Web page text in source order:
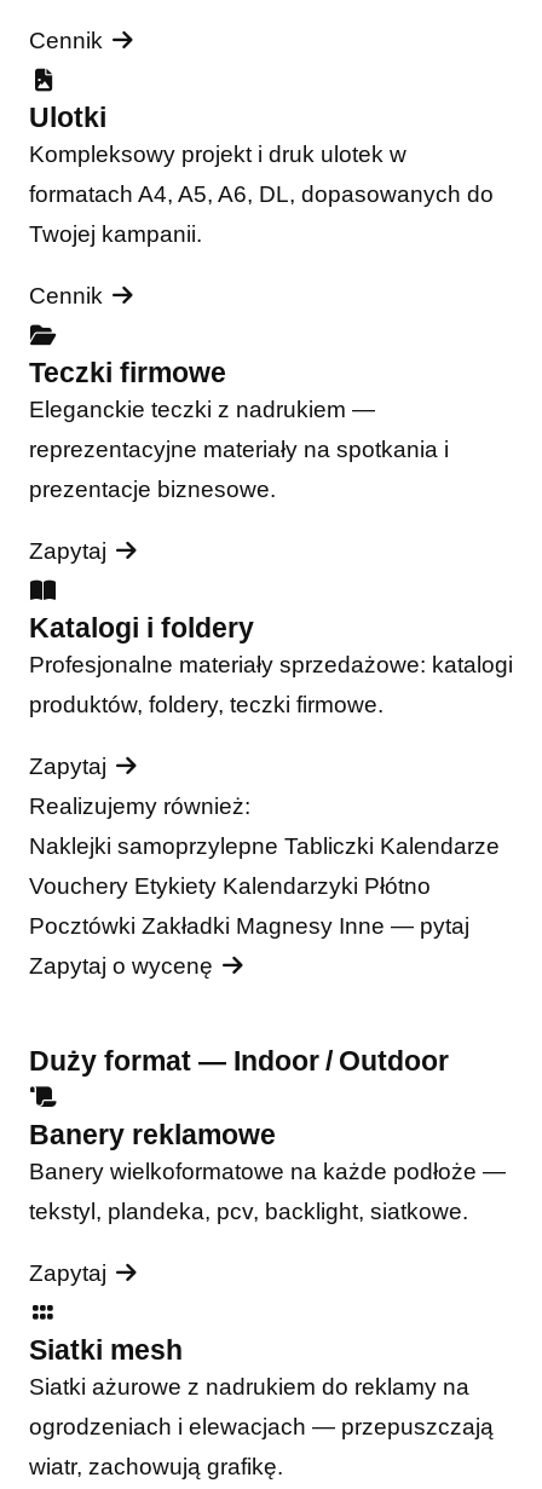
Cennik
Ulotki
Kompleksowy projekt i druk ulotek w
formatach A4, A5, A6, DL, dopasowanych do
Twojej kampanii.
Cennik
Teczki firmowe
Eleganckie teczki z nadrukiem —
reprezentacyjne materiały na spotkania i
prezentacje biznesowe.
Zapytaj
Katalogi i foldery
Profesjonalne materiały sprzedażowe: katalogi
produktów, foldery, teczki firmowe.
Zapytaj
Realizujemy również:
Naklejki samoprzylepne Tabliczki Kalendarze
Vouchery Etykiety Kalendarzyki Płótno
Pocztówki Zakładki Magnesy Inne — pytaj
Zapytaj o wycenę
Duży format — Indoor / Outdoor
Banery reklamowe
Banery wielkoformatowe na każde podłoże —
tekstyl, plandeka, pcv, backlight, siatkowe.
Zapytaj
Siatki mesh
Siatki ażurowe z nadrukiem do reklamy na
ogrodzeniach i elewacjach — przepuszczają
wiatr, zachowują grafikę.